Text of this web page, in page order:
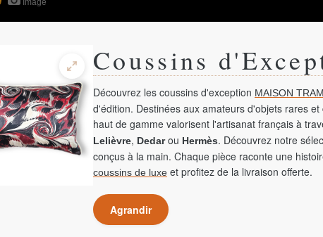
Image
Coussins
Découvrez les coussins d'exception MAISON
d'édition. Destinées aux amateurs d'objets rares
haut de gamme valorisent l'artisanat français à
Lelièvre, Dedarou Hermès. Découvrez notre
conçus à la main. Chaque pièce raconte une
coussins de luxe et profitez de la livraison offerte.
Agrandir